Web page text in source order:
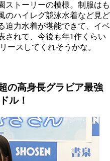
ストーリーの模様。制服はも
のハイレグ競泳水着など見ど
迫力水着が堪能できて、イベ
されて、今後も年1作くらい
ースしてくれそうかな。
の高身長グラビア最強
ル！